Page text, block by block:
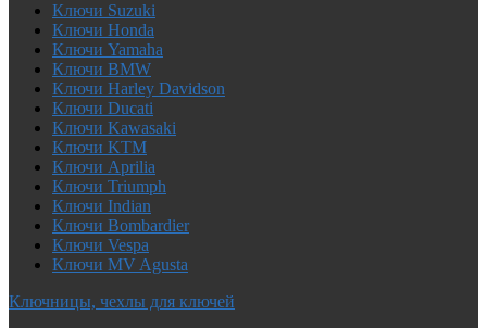
Ключи Suzuki
Ключи Honda
Ключи Yamaha
Ключи BMW
Ключи Harley Davidson
Ключи Ducati
Ключи Kawasaki
Ключи KTM
Ключи Aprilia
Ключи Triumph
Ключи Indian
Ключи Bombardier
Ключи Vespa
Ключи MV Agusta
Ключницы, чехлы для ключей